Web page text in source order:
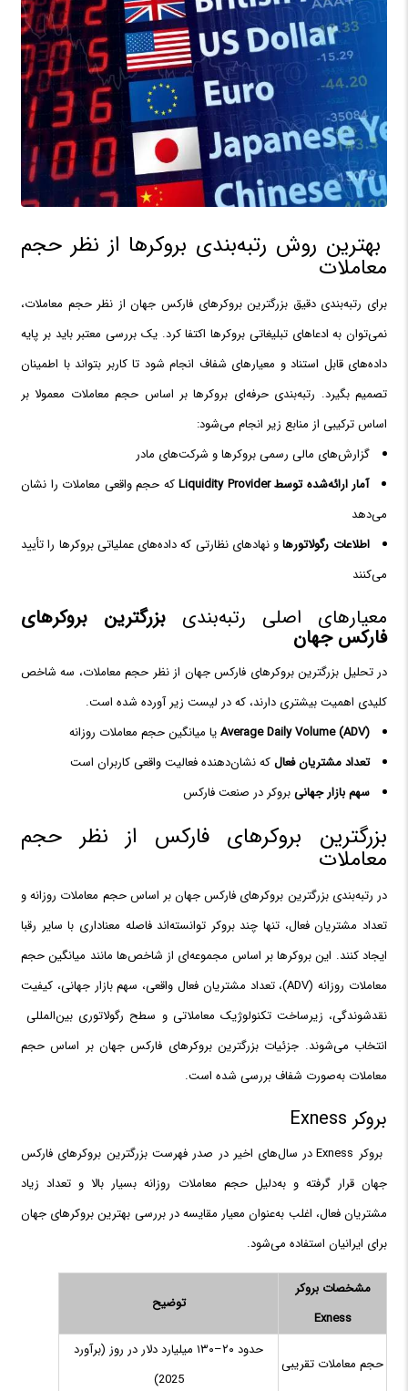
بهترین روش رتبه‌بندی بروکرها از نظر حجم
معاملات
برای رتبه‌بندی دقیق بزرگترین بروکرهای فارکس جهان از نظر حجم معاملات،
نمی‌توان به ادعاهای تبلیغاتی بروکرها اکتفا کرد. یک بررسی معتبر باید بر پایه
داده‌های قابل استناد و معیارهای شفاف انجام شود تا کاربر بتواند با اطمینان
تصمیم بگیرد. رتبه‌بندی حرفه‌ای بروکرها بر اساس حجم معاملات معمولا بر
اساس ترکیبی از منابع زیر انجام می‌شود:
گزارش‌های مالی رسمی بروکرها و شرکت‌های مادر
آمار ارائه‌شده توسط Liquidity Provider
که حجم واقعی معاملات را نشان
می‌دهد
اطلاعات رگولاتورهاو نهادهای نظارتی که داده‌های عملیاتی بروکرها را تأیید
می‌کنند
معیارهای اصلی رتبه‌بندی بزرگترین بروکرهای
فارکس جهان
در تحلیل بزرگترین بروکرهای فارکس جهان از نظر حجم معاملات، سه شاخص
کلیدی اهمیت بیشتری دارند، که در لیست زیر آورده شده است.
Average Daily Volume (ADV)یا میانگین حجم معاملات روزانه
تعداد مشتریان فعالکه نشان‌دهنده فعالیت واقعی کاربران است
سهم بازار جهانیبروکر در صنعت فارکس
بزرگترین بروکرهای فارکس از نظر حجم
معاملات
در رتبه‌بندی بزرگترین بروکرهای فارکس جهان بر اساس حجم معاملات روزانه و
تعداد مشتریان فعال، تنها چند بروکر توانسته‌اند فاصله معناداری با سایر رقبا
ایجاد کنند. این بروکرها بر اساس مجموعه‌ای از شاخص‌ها مانند میانگین حجم
معاملات روزانه (ADV)، تعداد مشتریان فعال واقعی، سهم بازار جهانی، کیفیت
نقدشوندگی، زیرساخت تکنولوژیک معاملاتی و سطح رگولاتوری بین‌المللی
انتخاب می‌شوند. جزئیات بزرگترین بروکرهای فارکس جهان بر اساس حجم
معاملات به‌صورت شفاف بررسی شده است.
بروکر Exness
بروکر Exness در سال‌های اخیر در صدر فهرست بزرگترین بروکرهای فارکس
جهان قرار گرفته و به‌دلیل حجم معاملات روزانه بسیار بالا و تعداد زیاد
مشتریان فعال، اغلب به‌عنوان معیار مقایسه در بررسی بهترین بروکرهای جهان
برای ایرانیان استفاده می‌شود.
مشخصات بروکر
Exness
توضیح
حجم معاملات تقریبی
حدود ۲۰–۱۳۰ میلیارد دلار در روز (برآورد
2025)